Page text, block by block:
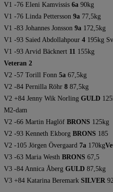
V1 -76 Eleni Kamvissis 6a 90kg
V1 -76 Linda Pettersson 9a 77,5kg
V1 -83 Johannes Jonsson 9a 172,5kg
V1 -93 Saied Abdollahpour 4 195kg
V1 -93 Arvid Bäcknert 11 155kg
Veteran 2
V2 -57 Torill Fonn 5a 67,5kg
V2 -84 Pernilla Röhr 8 87,5kg
V2 +84 Jenny Wik Norling GULD
M2-dam
V2 -66 Martin Haglöf BRONS 125kg
V2 -93 Kenneth Ekborg BRONS 185
V2 -105 Jörgen Övergaard 7a 170kg
V3 -63 Maria Westh BRONS 67,5
V3 -84 Annica Åberg GULD 87,5kg
V3 +84 Katarina Beremark SILVER